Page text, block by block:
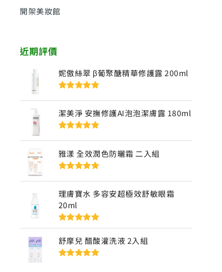
開架美妝館
近期評價
妮傲絲翠 β葡聚醣精華修護露 200ml
5
潔美淨 安撫修護AI泡泡潔膚露 180ml
雅漾 全效潤色防曬霜 二入組
5
理膚寶水 多容安超極效舒敏眼霜
20ml
評分5滿分
5
舒摩兒 醋酸灌洗液 2入組